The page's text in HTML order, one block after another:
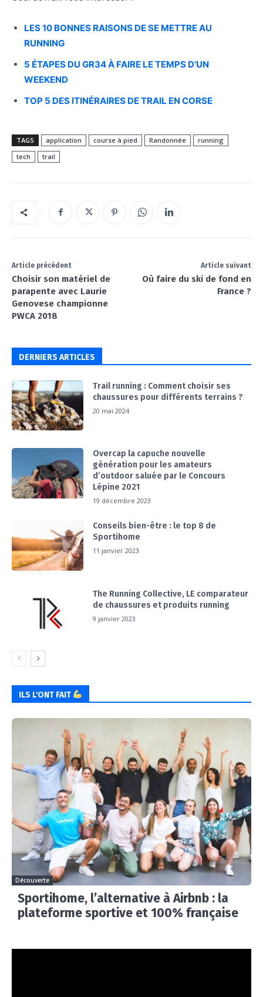
LES 10 BONNES RAISONS DE SE METTRE AU
RUNNING
5 ÉTAPES DU GR34 À FAIRE LE TEMPS D’UN
WEEKEND
TOP 5 DES ITINÉRAIRES DE TRAIL EN CORSE
TAGS application course à pied Randonnée
running
tech
trail
Article précédent
Choisir son matériel de
parapente avec Laurie
Genovese championne
PWCA 2018
Article suivant
Où faire du ski de fond en
France ?
DERNIERS ARTICLES
Trail running : Comment choisir ses
chaussures pour différents terrains ?
20 mai 2024
Overcap la capuche nouvelle
génération pour les amateurs
d’outdoor saluée par le Concours
Lépine 2021
19 décembre 2023
Conseils bien-être : le top 8 de
Sportihome
11 janvier 2023
The Running Collective, LE comparateur
de chaussures et produits running
9 janvier 2023
ILS L'ONT FAIT
Découverte
Sportihome, l’alternative à Airbnb : la
plateforme sportive et 100% française